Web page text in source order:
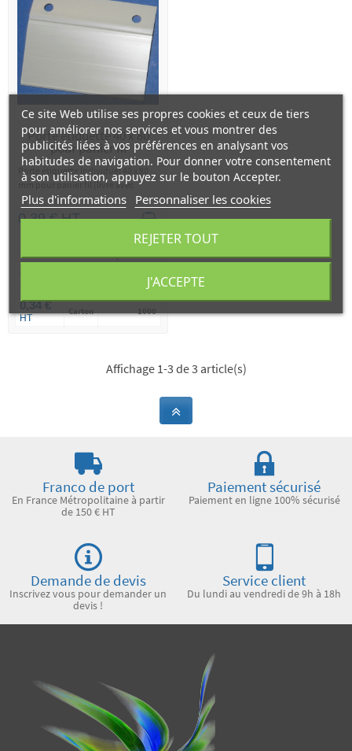
Porte étiquette 40 x 80
pour panier fil
Porte étiquette individuel 40 x 80
mm pour panier fil (livré avec
œillets)
0,39 € HT
pièces
0,34 €
HT
Affichage 1-3 de 3 article(s)
Franco de port
En France Métropolitaine à partir
de 150 € HT
Paiement sécurisé
Paiement en ligne 100% sécurisé
Demande de devis
Inscrivez vous pour demander un
devis !
Service client
Du lundi au vendredi de 9h à 18h
Ce site Web utilise ses propres cookies et ceux de tiers
pour améliorer nos services et vous montrer des
publicités liées à vos préférences en analysant vos
habitudes de navigation. Pour donner votre consentement
à son utilisation, appuyez sur le bouton Accepter.
Plus d'informations Personnaliser les cookies
REJETER TOUT
J'ACCEPTE